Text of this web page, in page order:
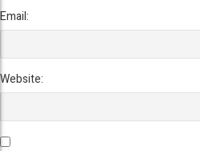
Email:
Website: